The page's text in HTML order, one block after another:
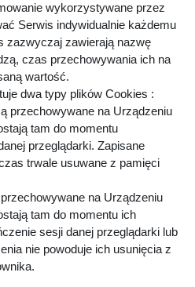
wykorzystywane przez
Serwis indywidualnie każdemu
zazwyczaj zawierają nazwę
czas przechowywania ich na
wartość.
dwa typy plików Cookies :
przechowywane na Urządzeniu
tam do momentu
przeglądarki. Zapisane
trwale usuwane z pamięci
na Urządzeniu
tam do momentu ich
sesji danej przeglądarki lub
nie powoduje ich usunięcia z